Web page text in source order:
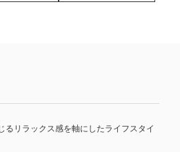
るリラックス感を軸にしたライフスタイ